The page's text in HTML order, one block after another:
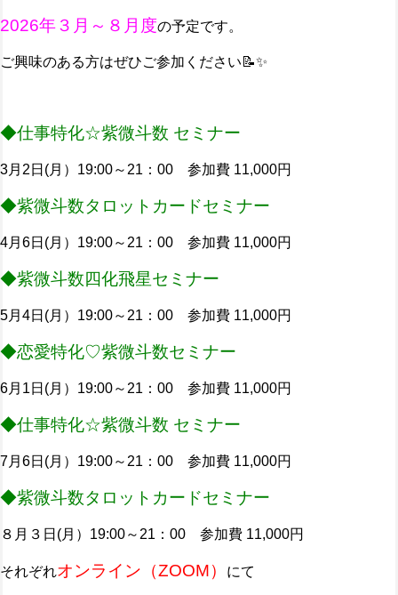
2026年３月～８月度の予定です。
ご興味のある方はぜひご参加ください📝✨
◆仕事特化☆紫微斗数 セミナー
3月2日(月）19:00～21：00 参加費 11,000円
◆紫微斗数タロットカードセミナー
4月6日(月）19:00～21：00 参加費 11,000円
◆紫微斗数四化飛星セミナー
5月4日(月）19:00～21：00 参加費 11,000円
◆恋愛特化♡紫微斗数セミナー
6月1日(月）19:00～21：00 参加費 11,000円
◆仕事特化☆紫微斗数 セミナー
7月6日(月）19:00～21：00 参加費 11,000円
◆紫微斗数タロットカードセミナー
８月３日(月）19:00～21：00 参加費 11,000円
それぞれオンライン（ZOOM） にて